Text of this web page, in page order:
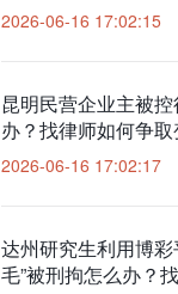
2026-06-16 17:02:15
昆明民营企业主被
办？找律师如何争
并缓刑？
2026-06-16 17:02:17
达州研究生利用博彩
毛”被刑拘怎么办？